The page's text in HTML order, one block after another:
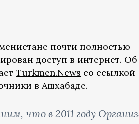
почти полностью
доступ в интернет.
Turkmen.News со ссылкой
в Ашхабаде.
что в 2011 году